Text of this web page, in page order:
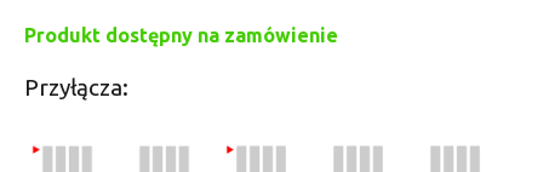
Produkt dostępny na zamówienie
Przyłącza: